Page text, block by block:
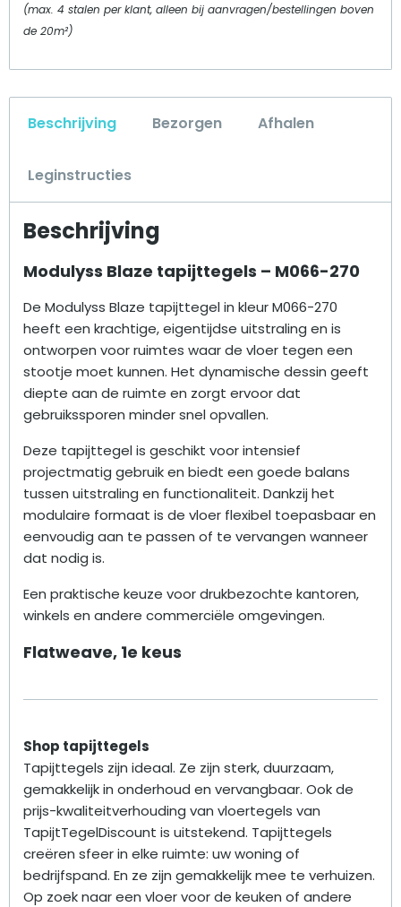
Beschrijving Bezorgen Afhalen
Leginstructies
Beschrijving
Modulyss Blaze tapijttegels – M066-270
De Modulyss Blaze tapijttegel in kleur M066-270
heeft een krachtige, eigentijdse uitstraling en is
ontworpen voor ruimtes waar de vloer tegen een
stootje moet kunnen. Het dynamische dessin geeft
diepte aan de ruimte en zorgt ervoor dat
gebruikssporen minder snel opvallen.
Deze tapijttegel is geschikt voor intensief
projectmatig gebruik en biedt een goede balans
tussen uitstraling en functionaliteit. Dankzij het
modulaire formaat is de vloer flexibel toepasbaar en
eenvoudig aan te passen of te vervangen wanneer
dat nodig is.
Een praktische keuze voor drukbezochte kantoren,
winkels en andere commerciële omgevingen.
Flatweave, 1e keus
Shop tapijttegels
Tapijttegels zijn ideaal. Ze zijn sterk, duurzaam,
gemakkelijk in onderhoud en vervangbaar. Ook de
prijs-kwaliteitverhouding van vloertegels van
TapijtTegelDiscount is uitstekend. Tapijttegels
creëren sfeer in elke ruimte: uw woning of
bedrijfspand. En ze zijn gemakkelijk mee te verhuizen.
Op zoek naar een vloer voor de keuken of andere
(max. 4 stalen per klant, alleen bij aanvragen/bestellingen boven
de 20m²)